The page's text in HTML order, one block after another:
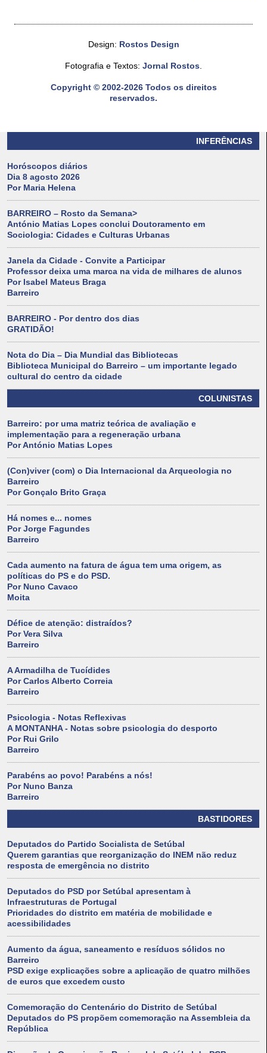
INFERÊNCIAS
Horóscopos diários
Dia 8 agosto 2026
Por Maria Helena
BARREIRO – Rosto da Semana>
António Matias Lopes conclui Doutoramento em
Sociologia: Cidades e Culturas Urbanas
Janela da Cidade - Convite a Participar
Professor deixa uma marca na vida de milhares de alunos
Por Isabel Mateus Braga
Barreiro
BARREIRO - Por dentro dos dias
GRATIDÃO!
Nota do Dia – Dia Mundial das Bibliotecas
Biblioteca Municipal do Barreiro – um importante legado
cultural do centro da cidade
COLUNISTAS
Barreiro: por uma matriz teórica de avaliação e
implementação para a regeneração urbana
Por António Matias Lopes
(Con)viver (com) o Dia Internacional da Arqueologia no
Barreiro
Por Gonçalo Brito Graça
Há nomes e... nomes
Por Jorge Fagundes
Barreiro
Cada aumento na fatura de água tem uma origem, as
políticas do PS e do PSD.
Por Nuno Cavaco
Moita
Défice de atenção: distraídos?
Por Vera Silva
Barreiro
A Armadilha de Tucídides
Por Carlos Alberto Correia
Barreiro
Psicologia - Notas Reflexivas
A MONTANHA - Notas sobre psicologia do desporto
Por Rui Grilo
Barreiro
Parabéns ao povo! Parabéns a nós!
Por Nuno Banza
Barreiro
BASTIDORES
Deputados do Partido Socialista de Setúbal
Querem garantias que reorganização do INEM não reduz
resposta de emergência no distrito
Deputados do PSD por Setúbal apresentam à
Infraestruturas de Portugal
Prioridades do distrito em matéria de mobilidade e
acessibilidades
Aumento da água, saneamento e resíduos sólidos no
Barreiro
PSD exige explicações sobre a aplicação de quatro milhões
de euros que excedem custo
Comemoração do Centenário do Distrito de Setúbal
Deputados do PS propõem comemoração na Assembleia da
República
Design: Rostos Design
Fotografia e Textos: Jornal Rostos.
Copyright © 2002-2026 Todos os direitos
reservados.